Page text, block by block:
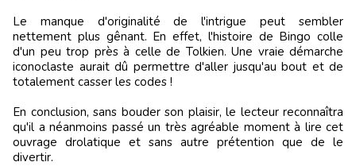
Le manque d'originalité de l'intrigue peut sembler
nettement plus gênant. En effet, l'histoire de Bingo colle
d'un peu trop près à celle de Tolkien. Une vraie démarche
iconoclaste aurait dû permettre d'aller jusqu'au bout et de
totalement casser les codes !
En conclusion, sans bouder son plaisir, le lecteur reconnaîtra
qu'il a néanmoins passé un très agréable moment à lire cet
ouvrage drolatique et sans autre prétention que de le
divertir.